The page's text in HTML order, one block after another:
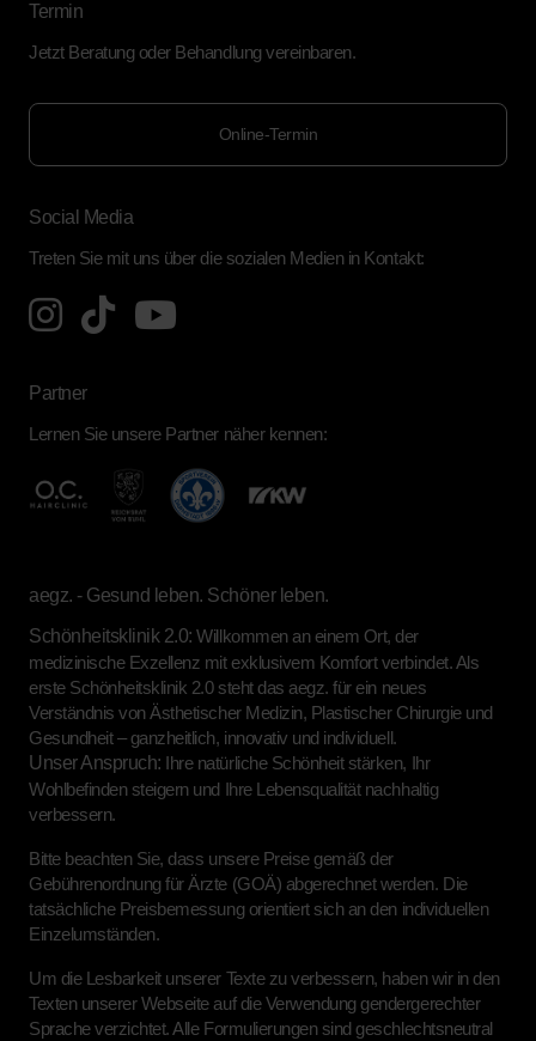
Termin
Jetzt Beratung oder Behandlung vereinbaren.
Online-Termin
Social Media
Treten Sie mit uns über die sozialen Medien in Kontakt:
Partner
Lernen Sie unsere Partner näher kennen:
aegz. - Gesund leben. Schöner leben.
Schönheitsklinik 2.0: Willkommen an einem Ort, der
medizinische Exzellenz mit exklusivem Komfort verbindet. Als
erste Schönheitsklinik 2.0 steht das aegz. für ein neues
Verständnis von Ästhetischer Medizin, Plastischer Chirurgie und
Gesundheit – ganzheitlich, innovativ und individuell.
Unser Anspruch: Ihre natürliche Schönheit stärken, Ihr
Wohlbefinden steigern und Ihre Lebensqualität nachhaltig
verbessern.
Bitte beachten Sie, dass unsere Preise gemäß der
Gebührenordnung für Ärzte (GOÄ) abgerechnet werden. Die
tatsächliche Preisbemessung orientiert sich an den individuellen
Einzelumständen.
Um die Lesbarkeit unserer Texte zu verbessern, haben wir in den
Texten unserer Webseite auf die Verwendung gendergerechter
Sprache verzichtet. Alle Formulierungen sind geschlechtsneutral